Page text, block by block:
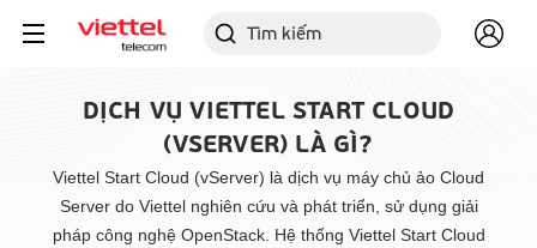
DỊCH VỤ VIETTEL START CLOUD
(VSERVER) LÀ GÌ?
Viettel Start Cloud (vServer) là dịch vụ máy chủ ảo Cloud
Server do Viettel nghiên cứu và phát triển, sử dụng giải
pháp công nghệ OpenStack. Hệ thống Viettel Start Cloud